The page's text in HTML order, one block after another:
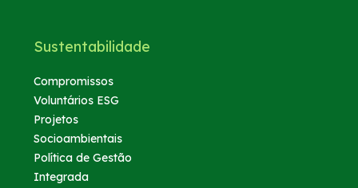
Sustentabilidade
Compromissos
Voluntários ESG
Projetos
Socioambientais
Política de Gestão
Integrada